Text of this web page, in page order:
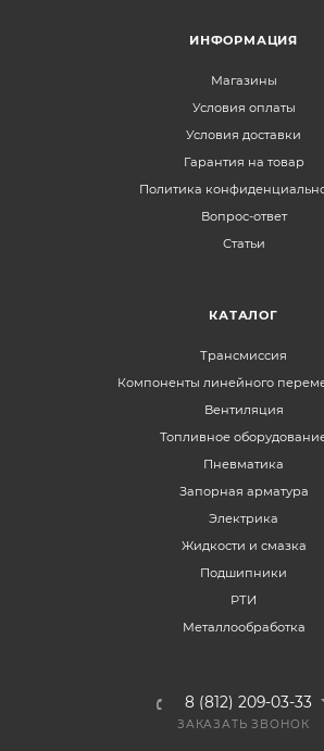
ИНФОРМАЦИЯ
Магазины
Условия оплаты
Условия доставки
Гарантия на товар
Политика
Вопрос-ответ
Статьи
КАТАЛОГ
Трансмиссия
Компоненты линейного
Вентиляция
Топливное
Пневматика
Запорная арматура
Электрика
Жидкости и смазка
Подшипники
РТИ
Металлообработка
8 (812) 209-03-33
ЗАКАЗАТЬ ЗВОНОК